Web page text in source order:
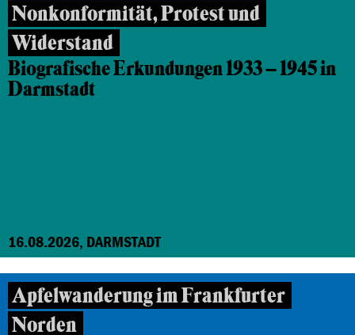
Nonkonformität, Protest und
Widerstand
Biografische Erkundungen 1933 – 1945 in
Darmstadt
16.08.2026, DARMSTADT
Apfelwanderung im Frankfurter
Norden